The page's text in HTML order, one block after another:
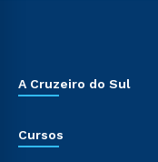
A Cruzeiro do Sul
Cursos